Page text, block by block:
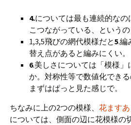
4.については最も連続的な
こつながっている、という
1,3,5飛びの網代模様だと5.編
替え点があると編みにくい。
6.美しさについては「模様」
か。対称性等で数値化できる
まずはぱっと見た感じで。
ちなみに上の2つの模様、 花ます
については、側面の辺に花模様の